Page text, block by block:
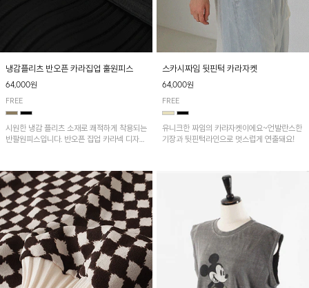
냉감플리츠 반오픈 카라집업 훌원피스
64,000원
FREE
시원한 냉감 플리츠 소재로 쾌적하게 착용되는
반팔원피스입니다. 반오픈 집업 카라넥 디자인
줘요~
스카시짜임 뒷핀턱 카라자켓
64,000원
FREE
유니크한 짜임의 카라자켓이에요~언발란스한
기장과 뒷핀턱라인으로 멋스럽게 연출돼요!